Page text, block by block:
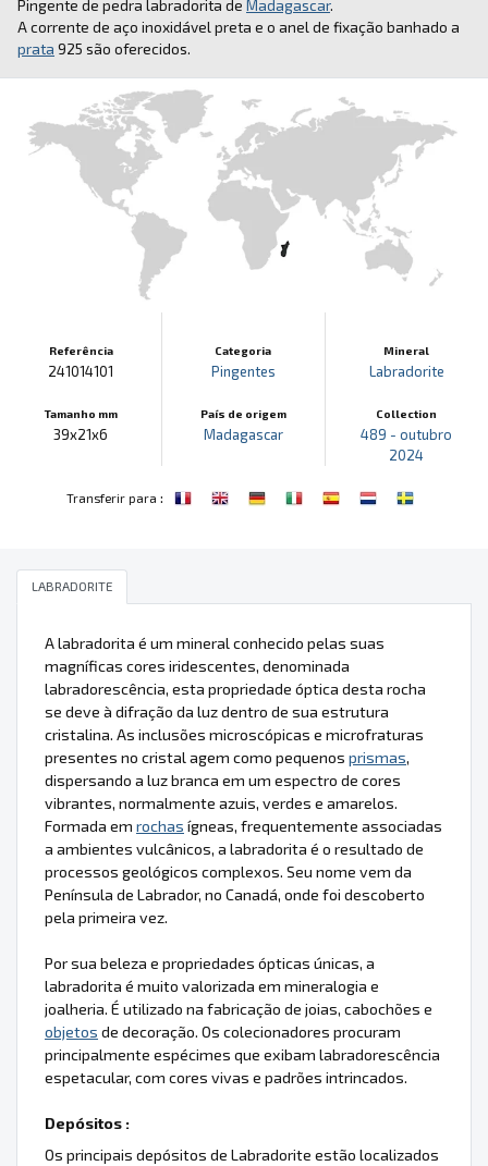
Pingente de pedra labradorita de Madagascar.
A corrente de aço inoxidável preta e o anel de fixação banhado a
prata 925 são oferecidos.
Referência
241014101
Tamanho mm
39x21x6
Categoria
Pingentes
País de origem
Madagascar
Mineral
Labradorite
Collection
489 - outubro
2024
Transferir para :
LABRADORITE
A labradorita é um mineral conhecido pelas suas
magníficas cores iridescentes, denominada
labradorescência, esta propriedade óptica desta rocha
se deve à difração da luz dentro de sua estrutura
cristalina. As inclusões microscópicas e microfraturas
presentes no cristal agem como pequenos prismas,
dispersando a luz branca em um espectro de cores
vibrantes, normalmente azuis, verdes e amarelos.
Formada em rochas ígneas, frequentemente associadas
a ambientes vulcânicos, a labradorita é o resultado de
processos geológicos complexos. Seu nome vem da
Península de Labrador, no Canadá, onde foi descoberto
pela primeira vez.
Por sua beleza e propriedades ópticas únicas, a
labradorita é muito valorizada em mineralogia e
joalheria. É utilizado na fabricação de joias, cabochões e
objetos de decoração. Os colecionadores procuram
principalmente espécimes que exibam labradorescência
espetacular, com cores vivas e padrões intrincados.
Depósitos :
Os principais depósitos de Labradorite estão localizados